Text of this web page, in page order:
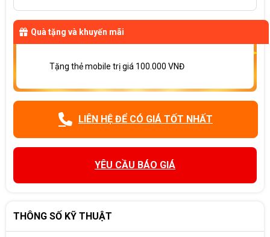
Quà tặng và khuyến mãi
Tặng thẻ mobile trị giá 100.000 VNĐ
LIÊN HỆ ĐỂ CÓ GIÁ TỐT NHẤT
YÊU CẦU BÁO GIÁ
THÔNG SỐ KỸ THUẬT